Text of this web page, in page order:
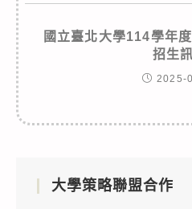
國立臺北大學114學年
招生
2025-
大學策略聯盟合作